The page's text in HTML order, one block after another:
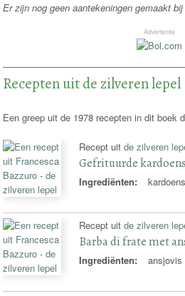
Er zijn nog geen aantekeningen gemaakt
Advertentie
Recepten uit de zilveren lepel
Een greep uit de 1978 recepten in dit boek
Recept uitde zilveren
Gefrituurde kardoens
Ingrediënten: kardoens
Recept uitde zilveren
Barba di frate met
Ingrediënten: ansjovis